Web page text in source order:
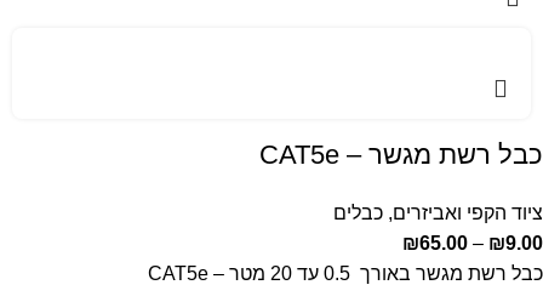
כבל רשת מגשר – CAT5e
ציוד הקפי ואביזרים, כבלים
₪9.00
–
₪65.00
כבל רשת מגשר באורך 0.5 עד 20 מטר – CAT5e